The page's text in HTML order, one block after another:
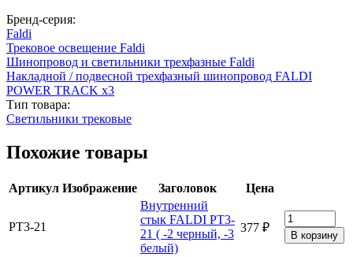
Бренд-серия:
Faldi
Трековое освещение Faldi
Шинопровод и светильники трехфазные Faldi
Накладной / подвесной трехфазный шинопровод FALDI
POWER TRACK x3
Тип товара:
Светильники трековые
Похожие товары
Артикул Изображение Заголовок Цена
PT3-21
Внутренний
стык FALDI PT3-
21 ( -2 черный, -3
белый)
377 ₽